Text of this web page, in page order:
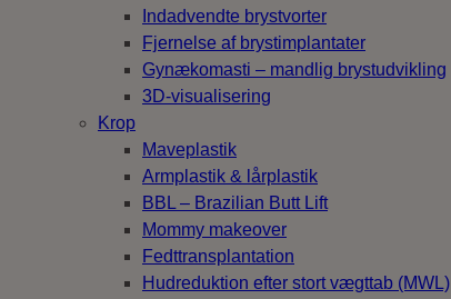
Indadvendte brystvorter
Fjernelse af brystimplantater
Gynækomasti – mandlig brystudvikling
3D-visualisering
Krop
Maveplastik
Armplastik & lårplastik
BBL – Brazilian Butt Lift
Mommy makeover
Fedttransplantation
Hudreduktion efter stort vægttab (MWL)